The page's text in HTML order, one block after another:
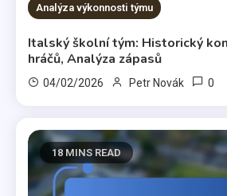
Analýza výkonnosti týmu
Italský školní tým: Historický
hráčů, Analýza zápasů
04/02/2026 Petr Novák 0
18 MINS READ